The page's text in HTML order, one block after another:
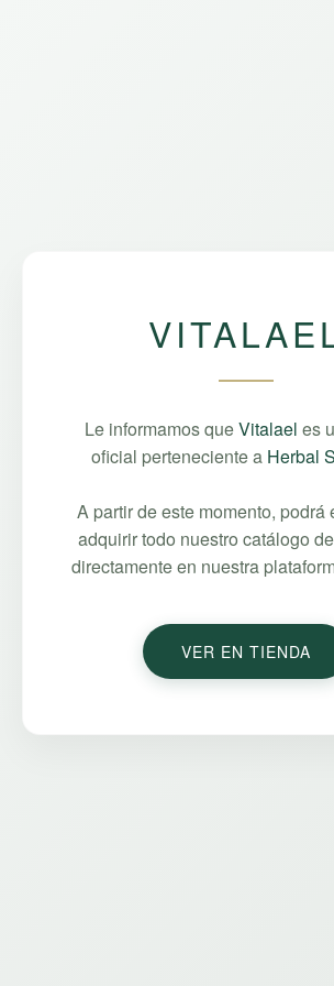
Le informamos queVitalael es
oficial perteneciente a Herbal
A partir de este momento, podrá
adquirir todo nuestro catálogo
directamente en nuestra
VER EN TIENDA